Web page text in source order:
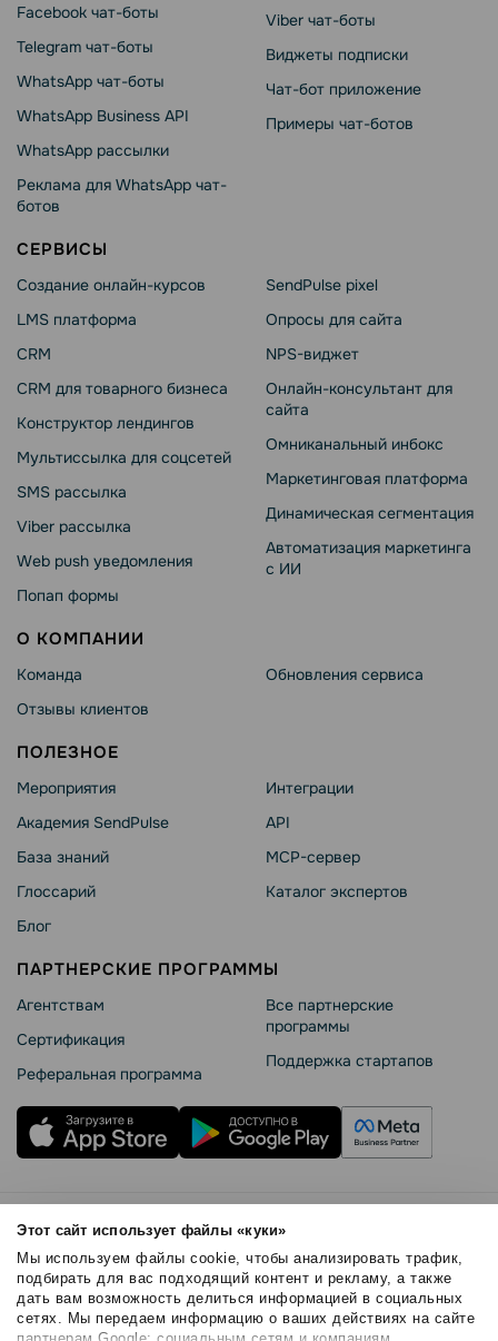
Этот сайт использует файлы «куки»
Мы используем файлы cookie, чтобы анализировать трафик,
подбирать для вас подходящий контент и рекламу, а также
дать вам возможность делиться информацией в социальных
сетях. Мы передаем информацию о ваших действиях на сайте
Facebook чат-боты
Telegram чат-боты
WhatsApp чат-боты
WhatsApp Business API
WhatsApp рассылки
Реклама для WhatsApp чат-
ботов
Viber чат-боты
Виджеты подписки
Чат-бот приложение
Примеры чат-ботов
СЕРВИСЫ
Создание онлайн-курсов
LMS платформа
CRM
CRM для товарного бизнеса
Конструктор лендингов
Мультиссылка для соцсетей
SMS рассылка
Viber рассылка
Web push уведомления
Попап формы
SendPulse pixel
Опросы для сайта
NPS-виджет
Онлайн-консультант для
сайта
Омниканальный инбокс
Маркетинговая платформа
Динамическая сегментация
Автоматизация маркетинга
с ИИ
О КОМПАНИИ
Команда
Отзывы клиентов
Обновления сервиса
ПОЛЕЗНОЕ
Мероприятия
Академия SendPulse
База знаний
Глоссарий
Блог
Интеграции
API
MCP-сервер
Каталог экспертов
ПАРТНЕРСКИЕ ПРОГРАММЫ
Агентствам
Сертификация
Реферальная программа
Все партнерские
программы
Поддержка стартапов
Правила использования
Безопасность SendPulse
Политика конфиденциальности
Политика Cookies